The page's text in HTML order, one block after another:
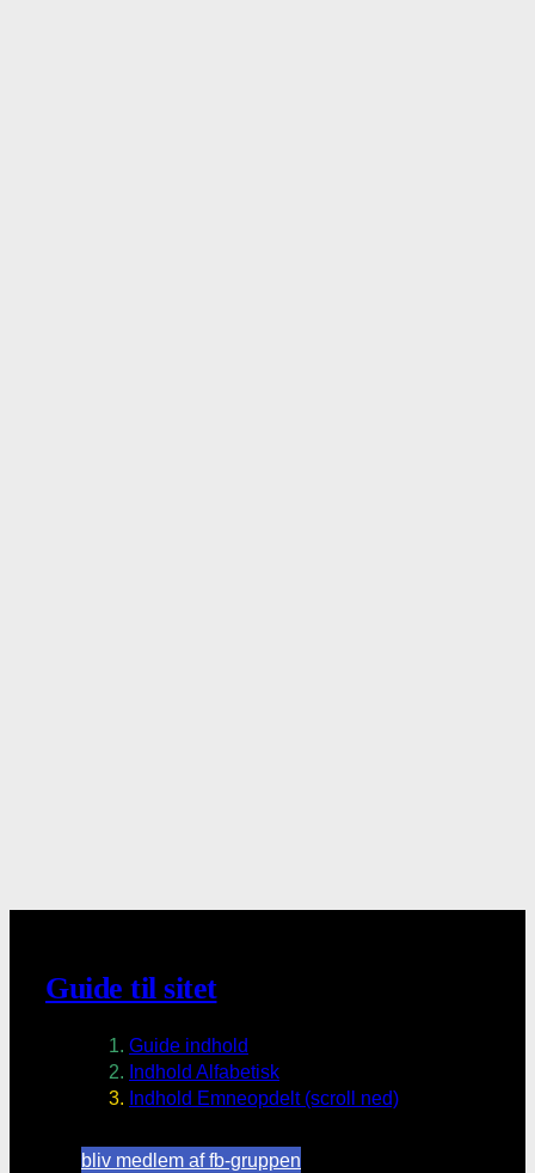
Guide til sitet
Guide indhold
Indhold Alfabetisk
Indhold Emneopdelt (scroll ned)
bliv medlem af fb-gruppen